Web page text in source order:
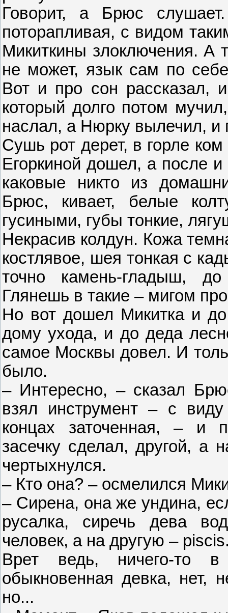
Говорит, а Брюс
поторапливая, с видом
Микиткины злоключения. А
не может, язык сам по
Вот и про сон рассказал,
который долго потом
наслал, а Нюрку вылечил, и
Сушь рот дерет, в горле
Егоркиной дошел, а после
каковые никто из
Брюс, кивает, белые
гусиными, губы тонкие,
Некрасив колдун. Кожа
костлявое, шея тонкая с
точно камень-гладыш,
Глянешь в такие – мигом
Но вот дошел Микитка и
дому ухода, и до деда
самое Москвы довел. И
было.
– Интересно, – сказал
взял инструмент – с
концах заточенная, – и
засечку сделал, другой, а
чертыхнулся.
– Кто она? – осмелился
– Сирена, она же ундина,
русалка, сиречь дева
человек, а на другую –
Врет ведь, ничего-то
обыкновенная девка, нет,
но...